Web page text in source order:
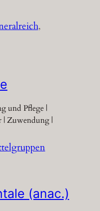
und Pflege |
| Zuwendung |
(anac.)